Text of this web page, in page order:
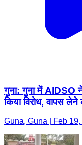
गुना: गुना में AIDSO ने
किया विरोध, वापस लेने
Guna, Guna | Feb